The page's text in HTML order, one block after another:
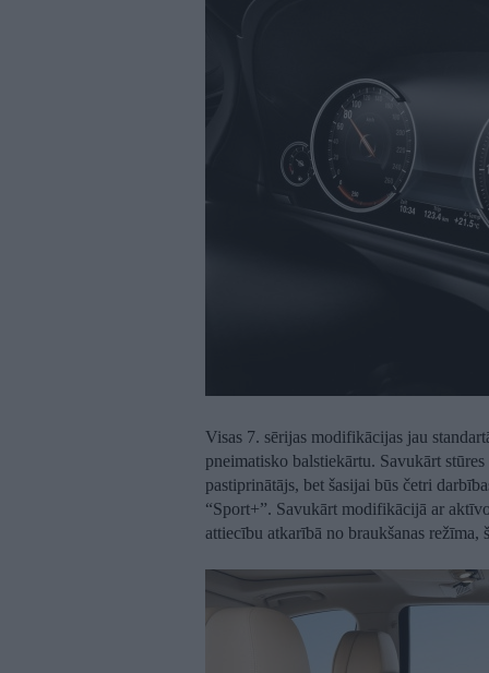
Visas 7. sērijas modifikācijas jau
pneimatisko balstiekārtu. Savukārt
pastiprinātājs, bet šasijai būs četri
“Sport+”. Savukārt modifikācijā ar
attiecību atkarībā no braukšanas